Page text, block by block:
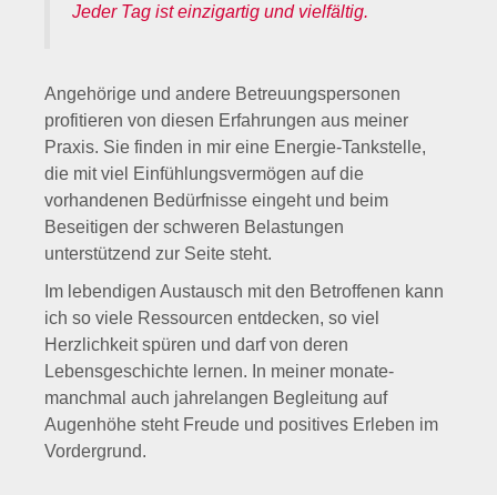
Jeder Tag ist einzigartig und vielfältig.
Angehörige und andere Betreuungspersonen
profitieren von diesen Erfahrungen aus meiner
Praxis. Sie finden in mir eine Energie-Tankstelle,
die mit viel Einfühlungsvermögen auf die
vorhandenen Bedürfnisse eingeht und beim
Beseitigen der schweren Belastungen
unterstützend zur Seite steht.
Im lebendigen Austausch mit den Betroffenen kann
ich so viele Ressourcen entdecken, so viel
Herzlichkeit spüren und darf von deren
Lebensgeschichte lernen. In meiner monate-
manchmal auch jahrelangen Begleitung auf
Augenhöhe steht Freude und positives Erleben im
Vordergrund.